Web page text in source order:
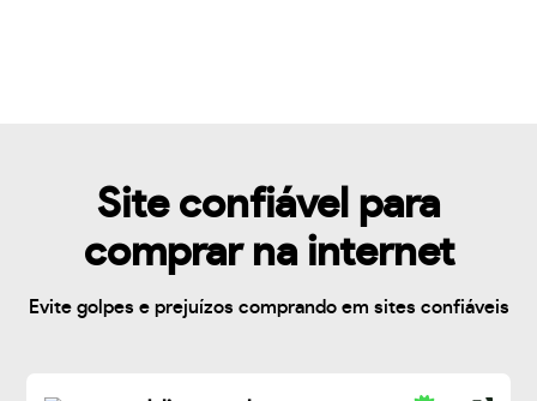
Site confiável para
comprar na internet
Evite golpes e prejuízos comprando em sites confiáveis